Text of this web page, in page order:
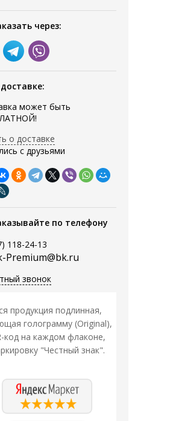
через:
может быть
о доставке
с друзьями
по телефону
118-24-13
Premium@bk.ru
звонок
продукция подлинная,
голограмму (Original),
код на каждом флаконе,
"Честный знак".